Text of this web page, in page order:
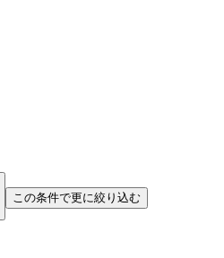
この条件で更に絞り込む